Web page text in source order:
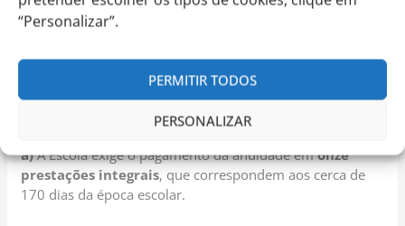
“Personalizar”.
PERMITIR TODOS
PERSONALIZAR
não imputável à escola, as prestações são devidas nos
termos do presente regulamento.
14 – Pagamento das Anuidades:
a)A Escola exige o pagamento da anuidade emonze
prestações integrais, que correspondem aos cerca de
170 dias da época escolar.